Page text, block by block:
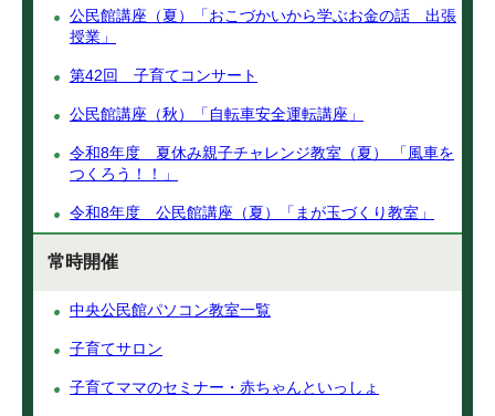
公民館講座（夏）「おこづかいから学ぶお金の話 出張
授業」
第42回 子育てコンサート
公民館講座（秋）「自転車安全運転講座」
令和8年度 夏休み親子チャレンジ教室（夏） 「風車を
つくろう！！」
令和8年度 公民館講座（夏）「まが玉づくり教室」
常時開催
中央公民館パソコン教室一覧
子育てサロン
子育てママのセミナー・赤ちゃんといっしょ